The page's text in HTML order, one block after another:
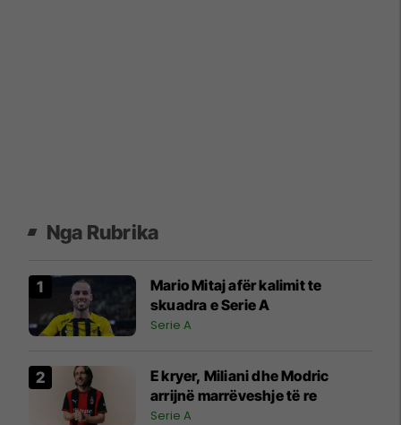
Nga Rubrika
Mario Mitaj afër kalimit te
skuadra e Serie A
Serie A
E kryer, Miliani dhe Modric
arrijnë marrëveshje të re
Serie A